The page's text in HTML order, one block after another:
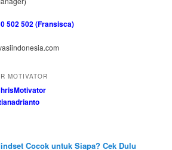
502 502 (Fransisca)
MOTIVATOR
Cocok untuk Siapa? Cek Dulu